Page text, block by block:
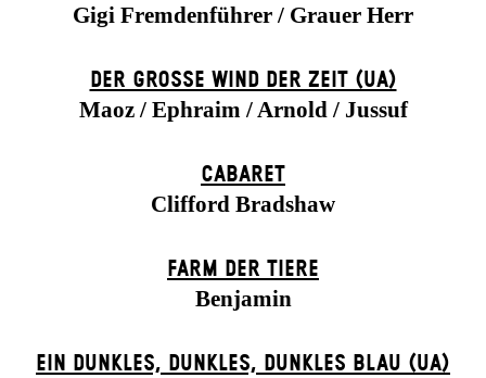
Gigi Fremdenführer / Grauer Herr
DER GROSSE WIND DER ZEIT (UA)
Maoz / Ephraim / Arnold / Jussuf
CABARET
Clifford Bradshaw
FARM DER TIERE
Benjamin
EIN DUNK­LES, DUNK­LES, DUNK­LES BLAU (UA)